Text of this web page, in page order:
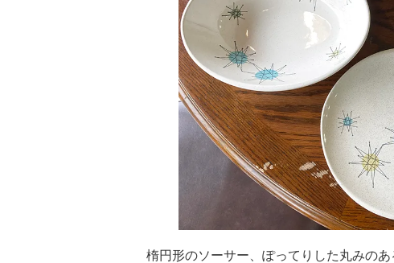
楕円形のソーサー、ぽってりした丸みのあ